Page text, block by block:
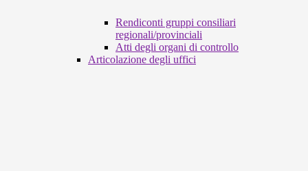
Rendiconti gruppi consiliari
regionali/provinciali
Atti degli organi di controllo
Articolazione degli uffici